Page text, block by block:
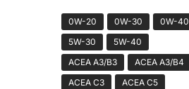
0W-20 0W-30
0W-40
5W-30
5W-40
ACEA A3/B3
ACEA A3/B4
ACEA C3
ACEA C5